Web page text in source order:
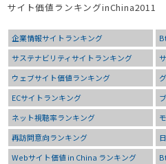
サイト価値ランキングinChina2011
企業情報サイトランキング
サステナビリティサイトランキング
ウェブサイト価値ランキング
ECサイトランキング
ネット視聴率ランキング
再訪問意向ランキング
Webサイト価値 in China ランキング